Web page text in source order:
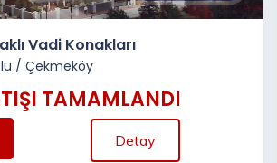
Vadi Konakları
/ Çekmeköy
TAMAMLANDI
Detay